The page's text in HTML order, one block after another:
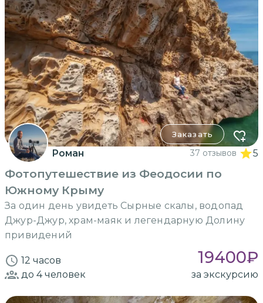
Заказать
Роман 37 отзывов 5
Фотопутешествие из Феодосии по
Южному Крыму
За один день увидеть Сырные скалы, водопад
Джур-Джур, храм-маяк и легендарную Долину
привидений
12 часов 19400₽
до 4человек за экскурсию